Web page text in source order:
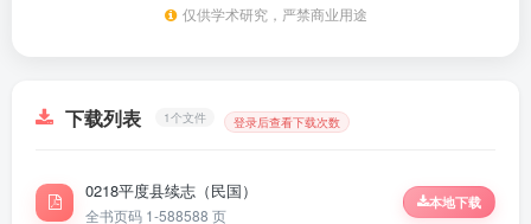
仅供学术研究，严禁商业用途
下载列表 1个文件 登录后查看下载次数
0218平度县续志（民国）
全书页码 1-588588 页
本地下载